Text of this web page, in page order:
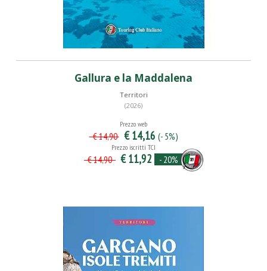
Gallura e la Maddalena
Territori
(2026)
Prezzo web
€ 14,90 € 14,16 (- 5%)
Prezzo iscritti TCI
€ 14,90 € 11,92 - 20%